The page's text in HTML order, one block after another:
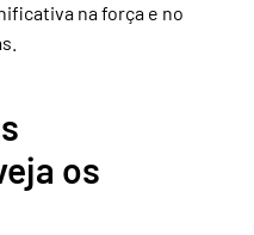
na força e no
os